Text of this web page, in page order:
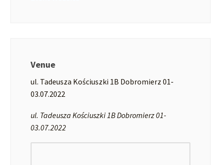
Venue
ul. Tadeusza Kościuszki 1B Dobromierz 01-
03.07.2022
ul. Tadeusza Kościuszki 1B Dobromierz 01-
03.07.2022